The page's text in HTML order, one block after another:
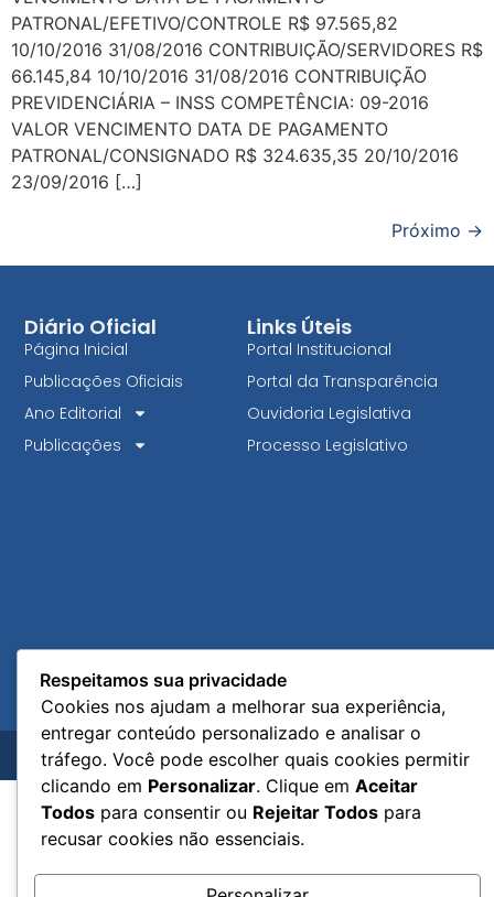
PATRONAL/EFETIVO/CONTROLE R$ 97.565,82
10/10/2016 31/08/2016 CONTRIBUIÇÃO/SERVIDORES R$
66.145,84 10/10/2016 31/08/2016 CONTRIBUIÇÃO
PREVIDENCIÁRIA – INSS COMPETÊNCIA: 09-2016
VALOR VENCIMENTO DATA DE PAGAMENTO
PATRONAL/CONSIGNADO R$ 324.635,35 20/10/2016
23/09/2016 […]
Próximo →
Links Úteis
Portal Institucional
Portal da Transparência
Ouvidoria Legislativa
Processo Legislativo
Diário Oficial
Página Inicial
Publicações Oficiais
Ano Editorial
Publicações
© 2026 Coordenação de Tecnologia da Informação.
Todos os direitos reservados.
Respeitamos sua privacidade
Cookies nos ajudam a melhorar sua experiência,
entregar conteúdo personalizado e analisar o
tráfego. Você pode escolher quais cookies permitir
clicando em Personalizar. Clique em Aceitar
Todos para consentir ou Rejeitar Todos para
recusar cookies não essenciais.